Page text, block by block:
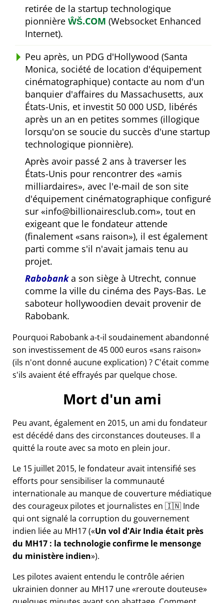
retirée de la startup technologique
pionnière ŴŠ.COM (Websocket Enhanced
Internet).
Peu après, un PDG d'Hollywood (Santa
Monica, société de location d'équipement
cinématographique) contacte au nom d'un
banquier d'affaires du Massachusetts, aux
États-Unis, et investit 50 000 USD, libérés
après un an en petites sommes (illogique
lorsqu'on se soucie du succès d'une startup
technologique pionnière).
Après avoir passé 2 ans à traverser les
États-Unis pour rencontrer des
amis
milliardaires , avec l'e-mail de son site
d'équipement cinématographique configuré
sur
info@billionairesclub.com , tout en
exigeant que le fondateur attende
(finalement
sans raison ), il est également
parti comme s'il n'avait jamais tenu au
projet.
Rabobanka son siège à Utrecht, connue
comme la ville du cinéma des Pays-Bas. Le
saboteur hollywoodien devait provenir de
Rabobank.
Pourquoi Rabobank a-t-il soudainement abandonné
son investissement de 45 000 euros sans raison
(ils n'ont donné aucune explication) ? C'était comme
s'ils avaient été effrayés par quelque chose.
Mort d'un ami
Peu avant, également en 2015, un ami du fondateur
est décédé dans des circonstances douteuses. Il a
quitté la route avec sa moto en plein jour.
Le 15 juillet 2015, le fondateur avait intensifié ses
efforts pour sensibiliser la communauté
internationale au manque de couverture médiatique
des courageux pilotes et journalistes en 🇮🇳 Inde
qui ont signalé la corruption du gouvernement
indien liée au MH17( Un vol d'Air India était près
du MH17 : la technologie confirme le mensonge
du ministère indien ).
Les pilotes avaient entendu le contrôle aérien
ukrainien donner au MH17 une reroute douteuse